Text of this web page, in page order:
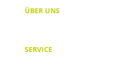
ÜBER UNS
SERVICE